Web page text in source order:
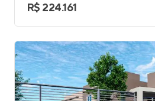
R$ 224.161